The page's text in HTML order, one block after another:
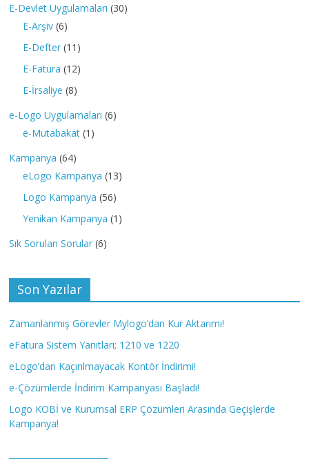
E-Devlet Uygulamaları (30)
E-Arşiv (6)
E-Defter (11)
E-Fatura (12)
E-İrsaliye (8)
e-Logo Uygulamaları (6)
e-Mutabakat (1)
Kampanya (64)
eLogo Kampanya (13)
Logo Kampanya (56)
Yenikan Kampanya (1)
Sık Sorulan Sorular (6)
Son Yazılar
Zamanlanmış Görevler Mylogo’dan Kur Aktarımı!
eFatura Sistem Yanıtları; 1210 ve 1220
eLogo’dan Kaçırılmayacak Kontör İndirimi!
e-Çözümlerde İndirim Kampanyası Başladı!
Logo KOBİ ve Kurumsal ERP Çözümleri Arasında Geçişlerde
Kampanya!